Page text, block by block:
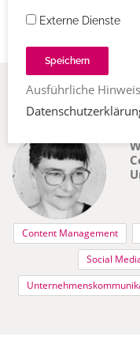
Übersicht/
Natasa
Rupert-Herlth
Content Management
Social
Externe Dienste
Speichern
Ausführliche